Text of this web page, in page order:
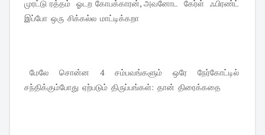
முரட்டு ரத்தம் ஓடற கோபக்காரன், அவனோட கேர்ள் ஃபிரண்ட்
இப்போ ஒரு சிக்கல்ல மாட்டிக்கறா
மேலே சொன்ன 4 சம்பவங்களும் ஒரே நேர்கோட்டில்
சந்திக்கும்போது ஏற்படும் திருப்பங்கள்: தான் திரைக்கதை